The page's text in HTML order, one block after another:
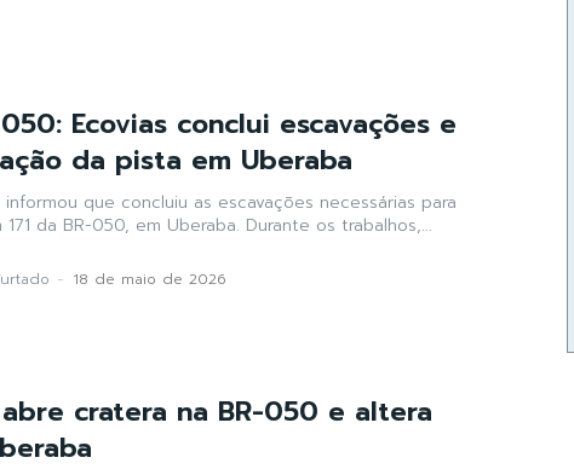
Ecovias conclui escavações e
da pista em Uberaba
informou que concluiu as escavações necessárias para
da BR-050, em Uberaba. Durante os trabalhos,...
- 18 de maio de 2026
cratera na BR-050 e altera